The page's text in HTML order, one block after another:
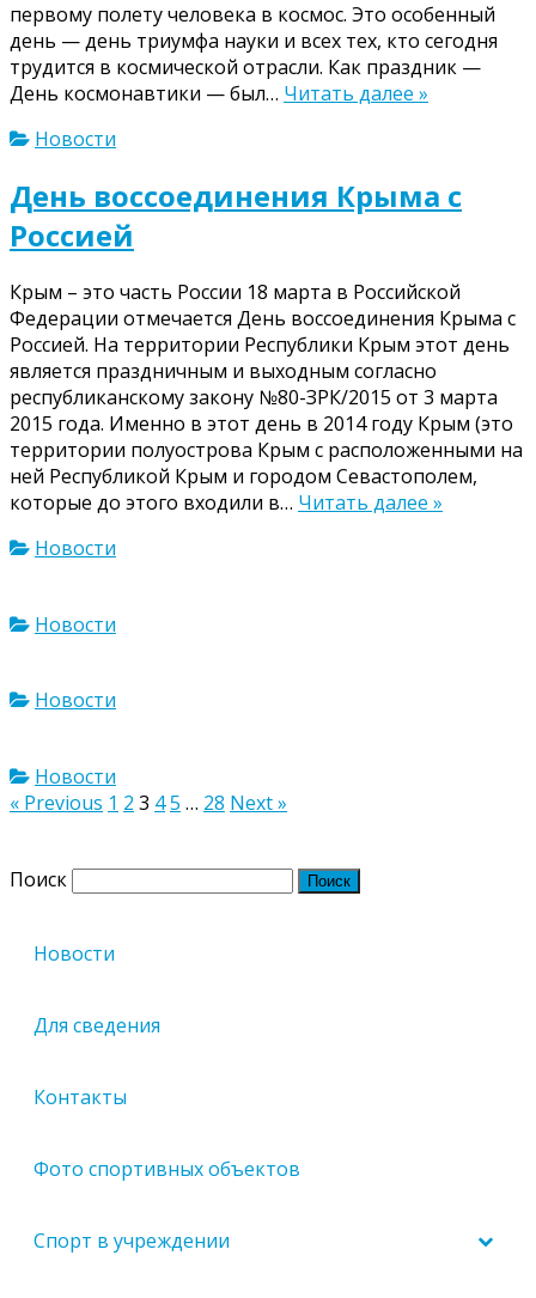
первому полету человека в космос. Это особенный
день — день триумфа науки и всех тех, кто сегодня
трудится в космической отрасли. Как праздник —
День космонавтики — был… Читать далее »
Новости
День воссоединения Крыма с
Россией
Крым – это часть России 18 марта в Российской
Федерации отмечается День воссоединения Крыма с
Россией. На территории Республики Крым этот день
является праздничным и выходным согласно
республиканскому закону №80-ЗРК/2015 от 3 марта
2015 года. Именно в этот день в 2014 году Крым (это
территории полуострова Крым с расположенными на
ней Республикой Крым и городом Севастополем,
которые до этого входили в… Читать далее »
Новости
Новости
Новости
Новости
Навигация
записям
« Previous 1 2 3 45 … 28 Next »
Поиск
Новости
Для сведения
Контакты
Фото спортивных объектов
Спорт в учреждении